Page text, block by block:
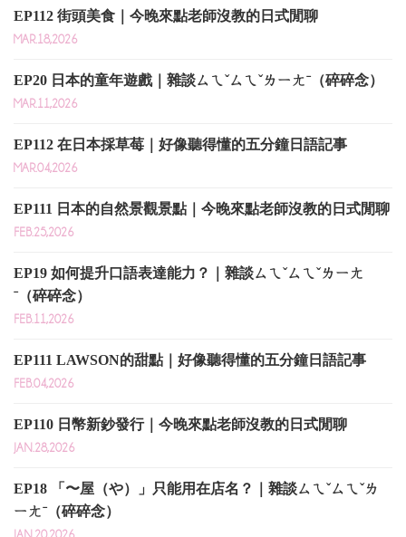
EP112 街頭美食｜今晚來點老師沒教的日式閒聊
MAR.18,2026
EP20 日本的童年遊戲｜雜談ㄙㄟˇㄙㄟˇㄌㄧㄤˉ（碎碎念）
MAR.11,2026
EP112 在日本採草莓｜好像聽得懂的五分鐘日語記事
MAR.04,2026
EP111 日本的自然景觀景點｜今晚來點老師沒教的日式閒聊
FEB.25,2026
EP19 如何提升口語表達能力？｜雜談ㄙㄟˇㄙㄟˇㄌㄧㄤ
ˉ（碎碎念）
FEB.11,2026
EP111 LAWSON的甜點｜好像聽得懂的五分鐘日語記事
FEB.04,2026
EP110 日幣新鈔發行｜今晚來點老師沒教的日式閒聊
JAN.28,2026
EP18 「〜屋（や）」只能用在店名？｜雜談ㄙㄟˇㄙㄟˇㄌ
ㄧㄤˉ（碎碎念）
JAN.20,2026